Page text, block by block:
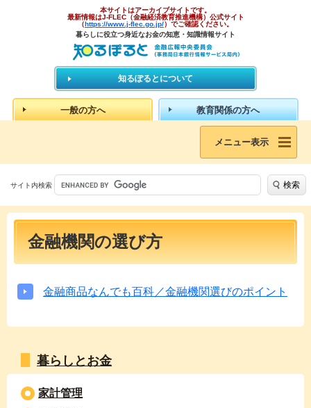
本サイトはアーカイブサイトです。
最新情報はJ-FLEC（金融経済教育推進機構）公式サイト
（https://www.j-flec.go.jp/）でご確認ください。
暮らしに役立つ身近なお金の知恵・知識情報サイト
知るぽるとについて
一般の方へ 教育関係の方へ
メニュー表示
サイト内検索 検索
金融機関の選び方
金融商品なんでも百科／金融機関選びのポイント
暮らしとお金
家計管理